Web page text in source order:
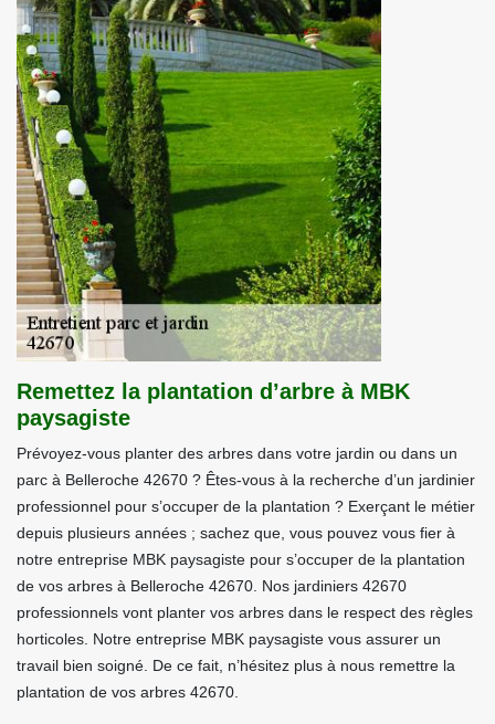
Remettez la plantation d’arbre à MBK
paysagiste
Prévoyez-vous planter des arbres dans votre jardin ou dans un
parc à Belleroche 42670 ? Êtes-vous à la recherche d’un jardinier
professionnel pour s’occuper de la plantation ? Exerçant le métier
depuis plusieurs années ; sachez que, vous pouvez vous fier à
notre entreprise MBK paysagiste pour s’occuper de la plantation
de vos arbres à Belleroche 42670. Nos jardiniers 42670
professionnels vont planter vos arbres dans le respect des règles
horticoles. Notre entreprise MBK paysagiste vous assurer un
travail bien soigné. De ce fait, n’hésitez plus à nous remettre la
plantation de vos arbres 42670.